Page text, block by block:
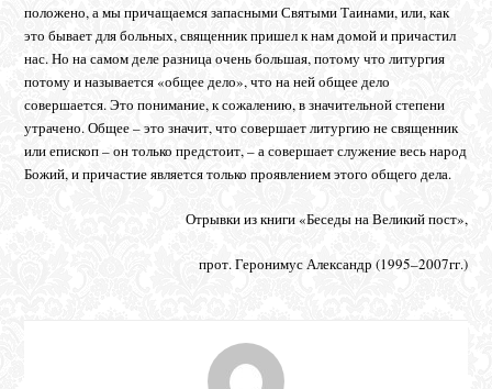
положено, а мы причащаемся запасными Святыми Таинами, или, как
это бывает для больных, священник пришел к нам домой и причастил
нас. Но на самом деле разница очень большая, потому что литургия
потому и называется «общее дело», что на ней общее дело
совершается. Это понимание, к сожалению, в значительной степени
утрачено. Общее – это значит, что совершает литургию не священник
или епископ – он только предстоит, – а совершает служение весь народ
Божий, и причастие является только проявлением этого общего дела.
Отрывки из книги «Беседы на Великий пост»,
прот. Геронимус Александр (1995–2007гг.)